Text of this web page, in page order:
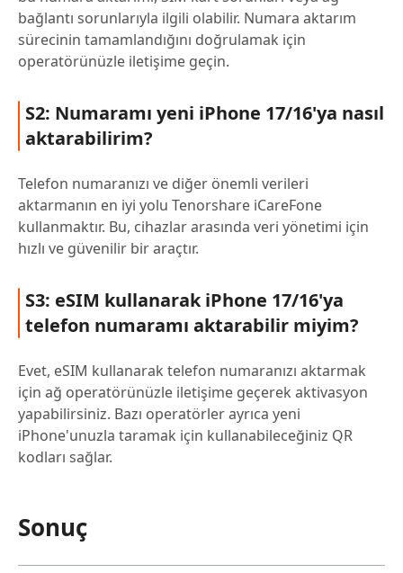
bağlantı sorunlarıyla ilgili olabilir. Numara aktarım
sürecinin tamamlandığını doğrulamak için
operatörünüzle iletişime geçin.
S2: Numaramı yeni iPhone 17/16'ya nasıl
aktarabilirim?
Telefon numaranızı ve diğer önemli verileri
aktarmanın en iyi yolu Tenorshare iCareFone
kullanmaktır. Bu, cihazlar arasında veri yönetimi için
hızlı ve güvenilir bir araçtır.
S3: eSIM kullanarak iPhone 17/16'ya
telefon numaramı aktarabilir miyim?
Evet, eSIM kullanarak telefon numaranızı aktarmak
için ağ operatörünüzle iletişime geçerek aktivasyon
yapabilirsiniz. Bazı operatörler ayrıca yeni
iPhone'unuzla taramak için kullanabileceğiniz QR
kodları sağlar.
Sonuç